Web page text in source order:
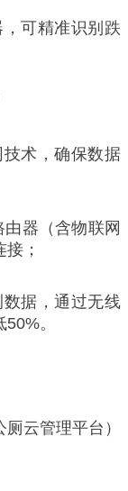
可精准识别跌
术，确保数据
器（含物联网
；
据，通过无线
。
云管理平台）